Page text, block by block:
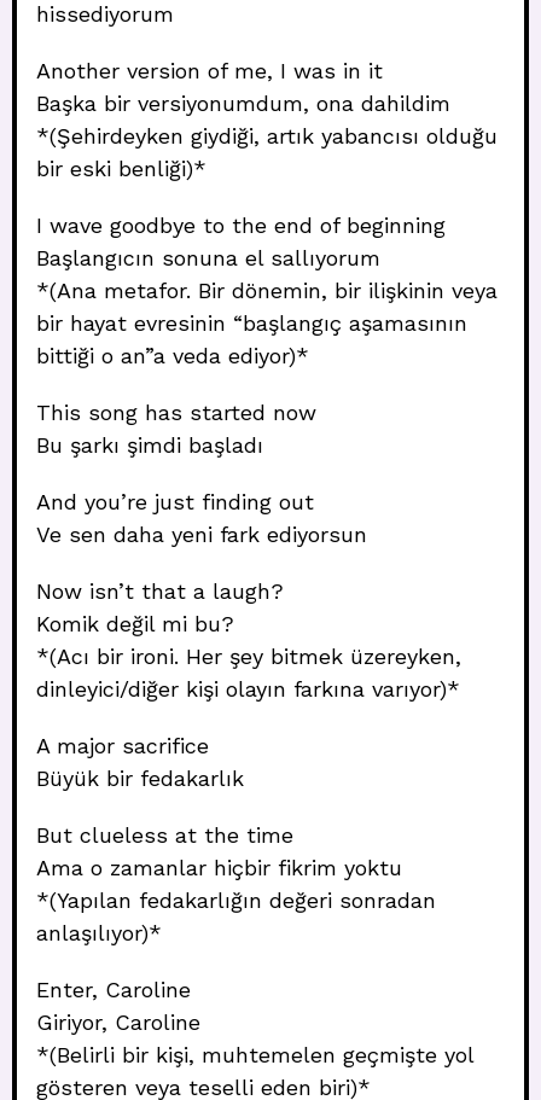
hissediyorum
Another version of me, I was in it
Başka bir versiyonumdum, ona dahildim
*(Şehirdeyken giydiği, artık yabancısı olduğu
bir eski benliği)*
I wave goodbye to the end of beginning
Başlangıcın sonuna el sallıyorum
*(Ana metafor. Bir dönemin, bir ilişkinin veya
bir hayat evresinin “başlangıç aşamasının
bittiği o an”a veda ediyor)*
This song has started now
Bu şarkı şimdi başladı
And you’re just finding out
Ve sen daha yeni fark ediyorsun
Now isn’t that a laugh?
Komik değil mi bu?
*(Acı bir ironi. Her şey bitmek üzereyken,
dinleyici/diğer kişi olayın farkına varıyor)*
A major sacrifice
Büyük bir fedakarlık
But clueless at the time
Ama o zamanlar hiçbir fikrim yoktu
*(Yapılan fedakarlığın değeri sonradan
anlaşılıyor)*
Enter, Caroline
Giriyor, Caroline
*(Belirli bir kişi, muhtemelen geçmişte yol
gösteren veya teselli eden biri)*